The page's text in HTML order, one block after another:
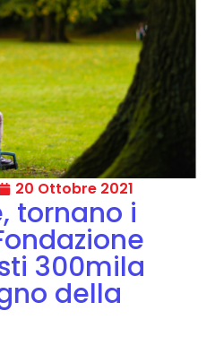
20 Ottobre 2021
tornano i
300mila
della